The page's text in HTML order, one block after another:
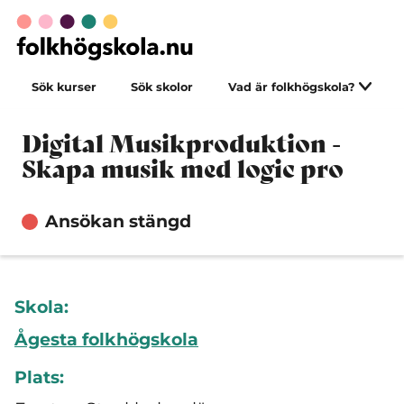
Sök kurser Sök skolor Vad är folkhögskola?
Digital Musikproduktion -
Skapa musik med logic pro
Ansökan stängd
Skola:
Ågesta folkhögskola
Plats: